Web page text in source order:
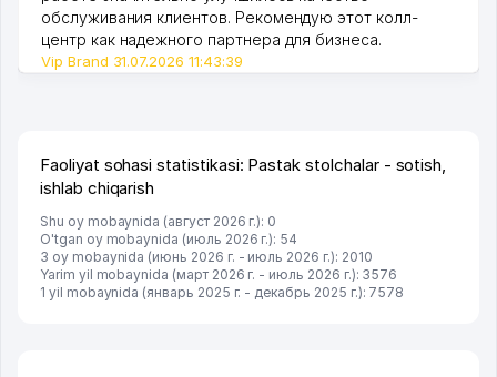
обслуживания клиентов. Рекомендую этот колл-
центр как надежного партнера для бизнеса.
Vip Brand 31.07.2026 11:43:39
Faoliyat sohasi statistikasi: Pastak stolchalar - sotish,
ishlab chiqarish
Shu oy mobaynida (август 2026 г.): 0
O'tgan oy mobaynida (июль 2026 г.): 54
3 oy mobaynida (июнь 2026 г. - июль 2026 г.): 2010
Yarim yil mobaynida (март 2026 г. - июль 2026 г.): 3576
1 yil mobaynida (январь 2025 г. - декабрь 2025 г.): 7578